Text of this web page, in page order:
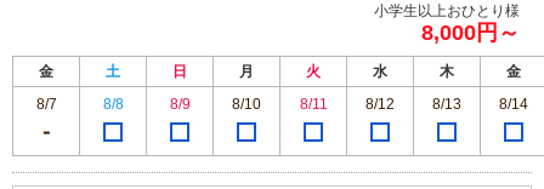
小学生以上おひとり様
8,000円～
金 土 日 月 火 水 木
金
8/7
8/8 8/9 8/10 8/11 8/12 8/13 8/14